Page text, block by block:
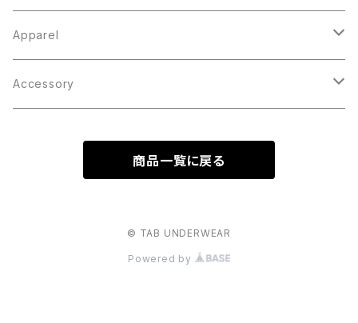
Boxer Brief
Knit Trunks
Apparel
Tops
Accessory
商品一覧に戻る
© TAB UNDERWEAR
Powered by